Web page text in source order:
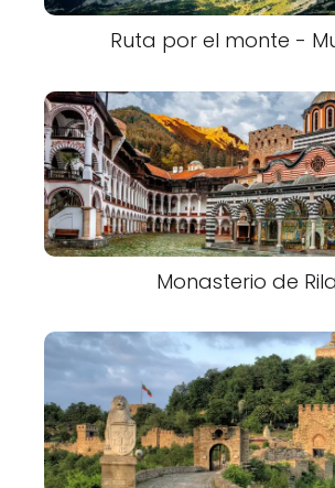
Ruta por el monte -
Monasterio de Rila